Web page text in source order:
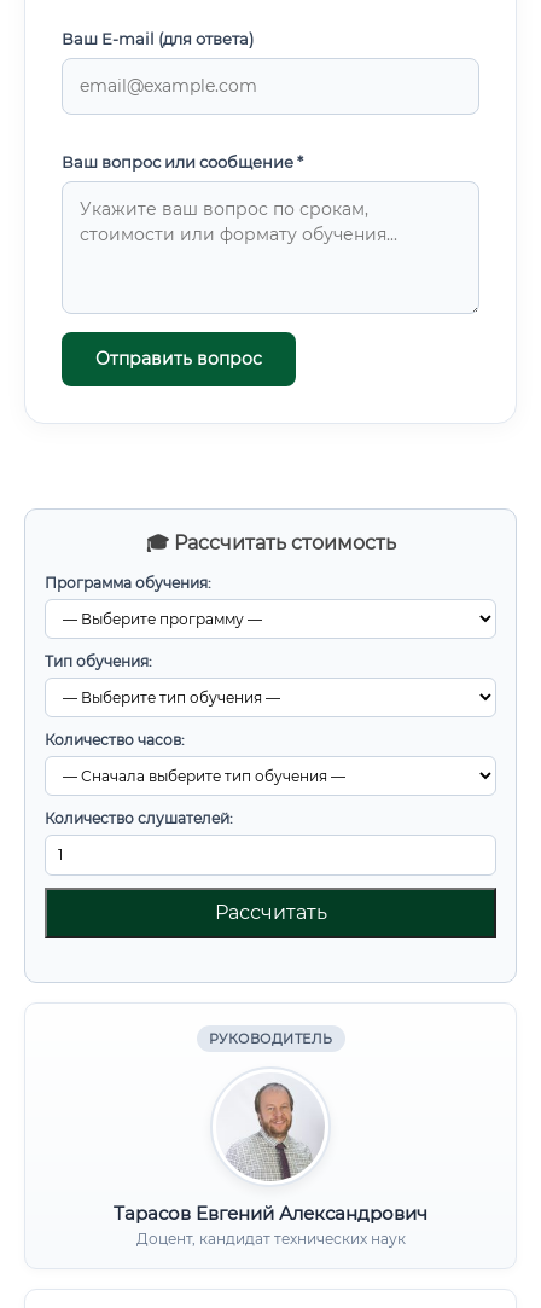
🎓 Рассчитать стоимость
Программа обучения:
Тип обучения:
Количество часов:
Количество слушателей:
Рассчитать
РУКОВОДИТЕЛЬ
Тарасов Евгений Александрович
Доцент, кандидат технических наук
Ваш E-mail (для ответа)
Ваш вопрос или сообщение *
Отправить вопрос